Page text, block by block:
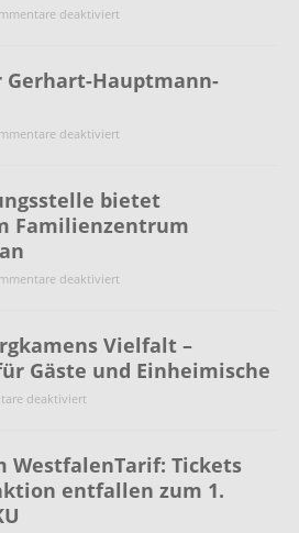
deaktiviert
Hauptmann-
deaktiviert
bietet
Familienzentrum
deaktiviert
Vielfalt –
Gäste und Einheimische
deaktiviert
WestfalenTarif: Tickets
entfallen zum 1.